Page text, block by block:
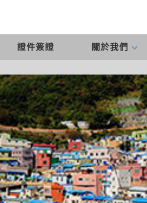
證件簽證 關於我們